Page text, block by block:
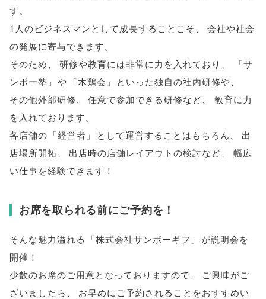
す。
1人のビジネスマンとして成長することこそ
会社や社会
の発展に寄与できます。
そのため
研修や教育には非常に力を入れており 「サ
ンポー塾 」 や 「木鶏会 」 といった独自の社内研修や
その他外部研修
任意で参加できる研修など
教育に力
を入れております。
各店舗の 「経営者 」 として運営することはもちろん
出
店場所開拓
出店時の店舗レイアウトの検討など
幅広
い仕事を経験できます！
お席を取られる前にご予約を！
そんな魅力溢れる 「株式会社サンポーギフ 」
が説明会を
開催！
少数のお席のご用意となっておりますので
ご興味がご
ざいましたら
お早めにご予約されることをおすすめい